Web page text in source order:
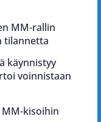
MM-rallin
tilannetta
käynnistyy
voinnistaan
kisoihin